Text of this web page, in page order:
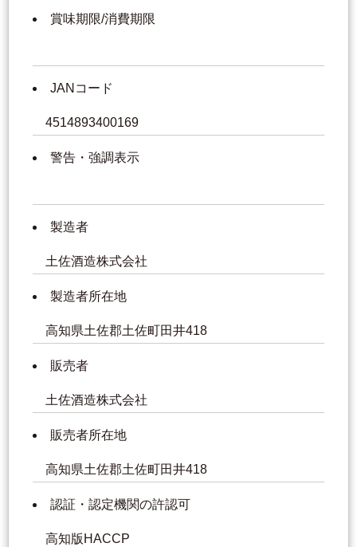
賞味期限/消費期限
JANコード
4514893400169
警告・強調表示
製造者
土佐酒造株式会社
製造者所在地
高知県土佐郡土佐町田井418
販売者
土佐酒造株式会社
販売者所在地
高知県土佐郡土佐町田井418
認証・認定機関の許認可
高知版HACCP